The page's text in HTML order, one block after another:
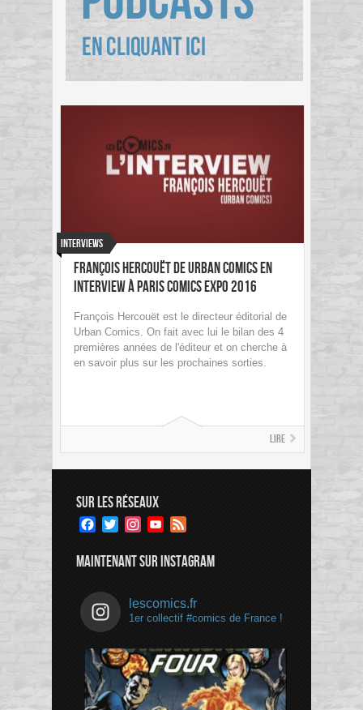
Interviews
François Hercouët de Urban Comics en
Interview à Paris Comics Expo 2016
François Hercouët est le directeur éditorial de
Urban Comics. On fait avec lui le bilan des 4
premières années de l'éditeur et on cherche à
en savoir plus sur les prochaines sorties.
Lire
SUR LES RÉSEAUX
Facebook
TwitterInstagramYouTube
MAINTENANT SUR INSTAGRAM
lescomics.fr
1er collectif #comics de France !